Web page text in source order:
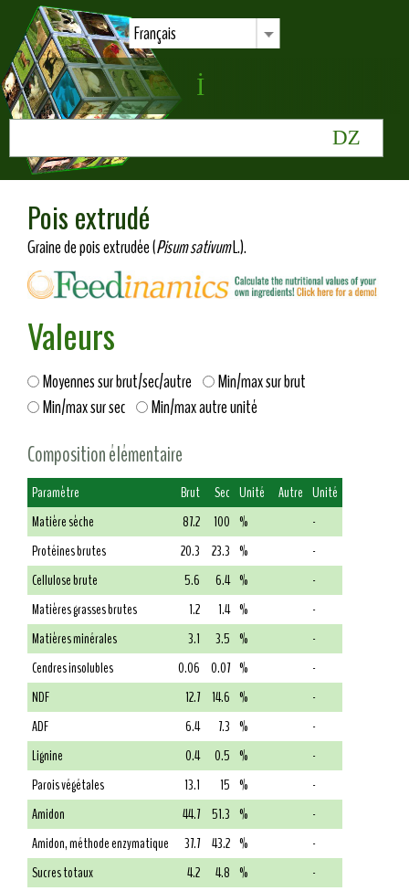
Français
Pois extrudé
Graine de pois extrudée (Pisum sativumL.).
Valeurs
Moyennes sur brut/sec/autre
Min/max sur brut
Min/max sur sec
Min/max autre unité
Composition élémentaire
Paramètre Brut Sec Unité Autre Unité
Matière sèche
87.2 100 %
-
Protéines brutes
20.3 23.3 %
-
Cellulose brute
5.6 6.4 %
-
Matières grasses brutes
1.2 1.4 %
-
Matières minérales
3.1 3.5 %
-
Cendres insolubles
0.06 0.07 %
-
NDF
12.7 14.6 %
-
ADF
6.4 7.3 %
-
Lignine
0.4 0.5 %
-
Parois végétales
13.1 15 %
-
Amidon
44.7 51.3 %
-
Amidon, méthode enzymatique
37.7 43.2 %
-
Sucres totaux
4.2 4.8 %
-